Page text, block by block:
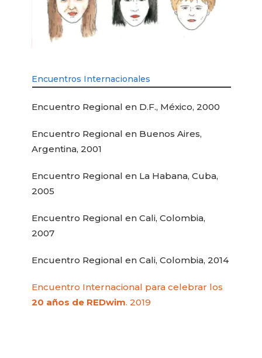
Encuentros Internacionales
Encuentro Regional en D.F., México, 2000
Encuentro Regional en Buenos Aires,
Argentina, 2001
Encuentro Regional en La Habana, Cuba,
2005
Encuentro Regional en Cali, Colombia,
2007
Encuentro Regional en Cali, Colombia, 2014
Encuentro Internacional para celebrar los
20 años de REDwim. 2019